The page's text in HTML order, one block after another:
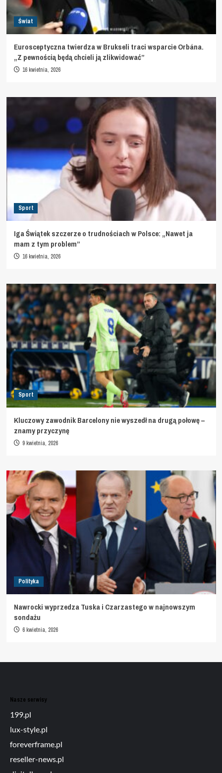
Świat
Eurosceptyczna twierdza w Brukseli traci wsparcie Orbána.
„Z pewnością będą chcieli ją zlikwidować”
16 kwietnia, 2026
Sport
Iga Świątek szczerze o trudnościach w Polsce: „Nawet ja
mam z tym problem”
16 kwietnia, 2026
Sport
Kluczowy zawodnik Barcelony nie wyszedł na drugą połowę –
znamy przyczynę
9 kwietnia, 2026
Polityka
Nawrocki wyprzedza Tuska i Czarzastego w najnowszym
sondażu
6 kwietnia, 2026
Nasze serwisy
199.pl
lux-style.pl
foreverframe.pl
reseller-news.pl